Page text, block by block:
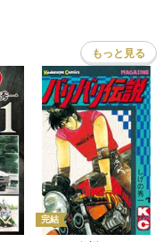
もっと見る
完結